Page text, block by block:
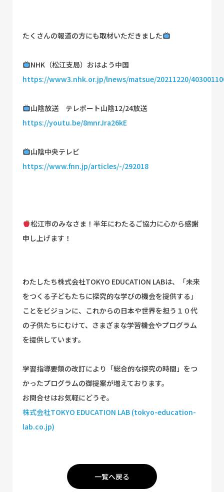
たくさんの報道の方にも取材いただきました
NHK（松江支局）おはよう中国
https://www3.nhk.or.jp/lnews/matsue/20211220/
山陰放送 テレポート山陰12/24放送
https://youtu.be/8mnrJra26kE
山陰中央テレビ
https://www.fnn.jp/articles/-/292018
松江市のみなさま！半年にわたるご協力に心から感謝
申し上げます！
わたしたち株式会社TOKYO EDUCATION LABは、「未来
をつくる子どもたちに探究的な学びの機会を提供する」
ことをビジョンに、これからの日本や世界を担う１０代
の子供たちにむけて、さまざまな学習機会やプログラム
を提供しています。
学習指導要領の改訂により「総合的な探究の時間」をつ
かったプログラムの御提案が増えております。
お問合せはお気軽にどうぞ。
株式会社TOKYO EDUCATION LAB (tokyo-education-
lab.co.jp)
一覧へ戻る